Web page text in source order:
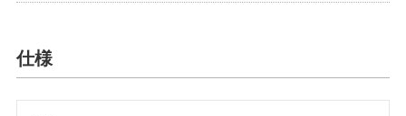
仕様